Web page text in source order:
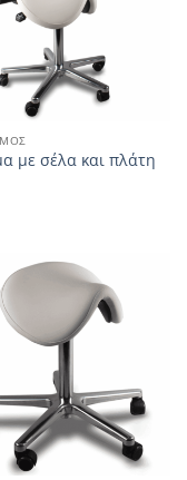
με σέλα και πλάτη